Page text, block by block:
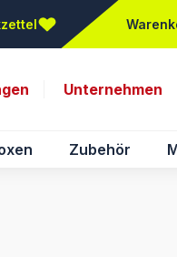
Du hast 0 Produkte auf
Unternehmen
Zubehör